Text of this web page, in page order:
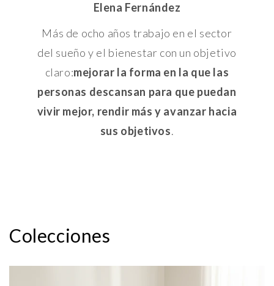
Elena Fernández
Más de ocho años trabajo en el sector
del sueño y el bienestar con un objetivo
claro:mejorar la forma en la que las
personas descansan para que puedan
vivir mejor, rendir más y avanzar hacia
sus objetivos.
Colecciones